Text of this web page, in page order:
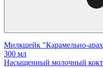
Милкшейк "Карамельно-
300 мл
Насыщенный молочный